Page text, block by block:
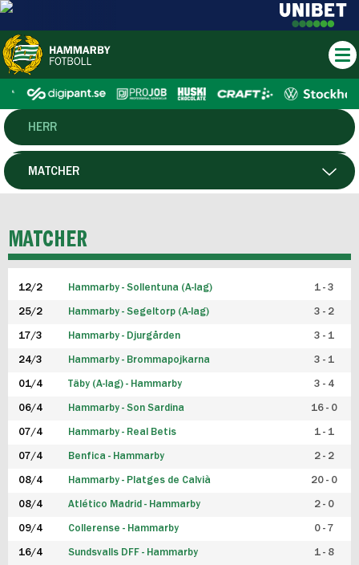
HERR
DAM
P19
F19
FUTSAL HERR
FUTSAL DAM
MATCHER
MATCHER
12/2 Hammarby - Sollentuna (A-lag) 1 - 3
25/2 Hammarby - Segeltorp (A-lag) 3 - 2
17/3 Hammarby - Djurgården 3 - 1
24/3 Hammarby - Brommapojkarna 3 - 1
01/4 Täby (A-lag) - Hammarby 3 - 4
06/4 Hammarby - Son Sardina 16 - 0
07/4 Hammarby - Real Betis 1 - 1
07/4 Benfica - Hammarby 2 - 2
08/4 Hammarby - Platges de Calvià 20 - 0
08/4 Atlético Madrid - Hammarby 2 - 0
09/4 Collerense - Hammarby 0 - 7
16/4 Sundsvalls DFF - Hammarby 1 - 8